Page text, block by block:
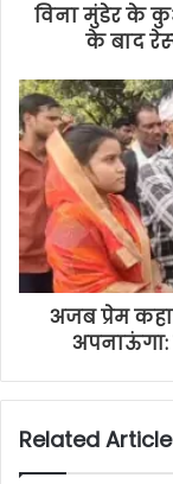
विना मुंडेर के
के बाद
अजब प्रेम
अपनाऊंगा:
Related